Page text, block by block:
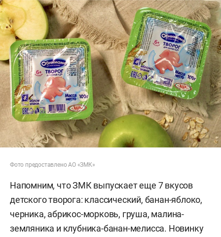
Фото предоставлено АО «ЗМК»
Напомним, что ЗМК выпускает еще 7 вкусов
детского творога: классический, банан-яблоко,
черника, абрикос-морковь, груша, малина-
земляника и клубника-банан-мелисса. Новинку